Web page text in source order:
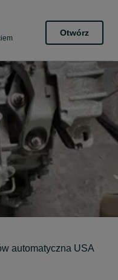
Otwórz
automatyczna USA